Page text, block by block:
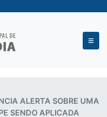
ALERTA SOBRE UMA
SENDO APLICADA